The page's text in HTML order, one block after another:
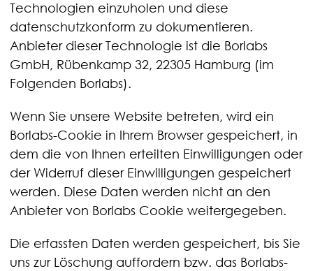
Technologien einzuholen und diese
datenschutzkonform zu dokumentieren.
Anbieter dieser Technologie ist die Borlabs
GmbH, Rübenkamp 32, 22305 Hamburg (im
Folgenden Borlabs).
Wenn Sie unsere Website betreten, wird ein
Borlabs-Cookie in Ihrem Browser gespeichert, in
dem die von Ihnen erteilten Einwilligungen oder
der Widerruf dieser Einwilligungen gespeichert
werden. Diese Daten werden nicht an den
Anbieter von Borlabs Cookie weitergegeben.
Die erfassten Daten werden gespeichert, bis Sie
uns zur Löschung auffordern bzw. das Borlabs-